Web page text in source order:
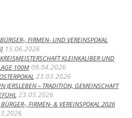
, FIRMEN- UND VEREINSPOKAL
15.06.2026
KLEINKALIBER UND
100M 09.04.2026
23.03.2026
JERSLEBEN – TRADITION, GEMEINSCHAFT
23.03.2026
, FIRMEN- & VEREINSPOKAL 2026